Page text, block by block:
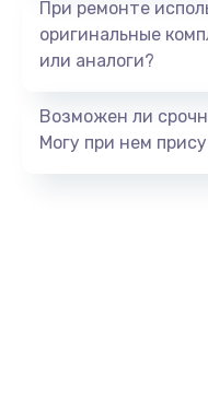
При ремонте
оригинальные
или аналоги?
Возможен ли
Могу при нем